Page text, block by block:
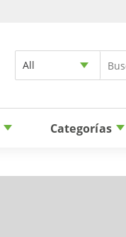
All
Categorías